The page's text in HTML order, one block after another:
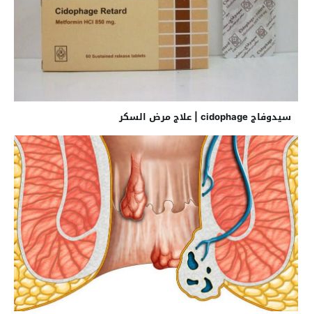
سيدوفاج cidophage | علاج مرض السكر